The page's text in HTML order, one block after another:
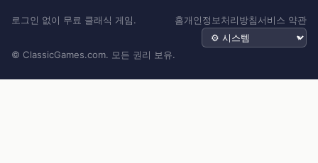
로그인 없이 무료 클래식 게임. 홈개인정보처리방침서비스 약관
테마
© ClassicGames.com. 모든 권리 보유.